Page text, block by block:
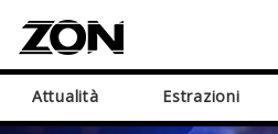
Attualità Estrazioni